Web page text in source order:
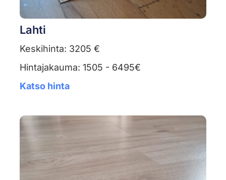
Lahti
Keskihinta: 3205 €
Hintajakauma: 1505 - 6495€
Katso hinta